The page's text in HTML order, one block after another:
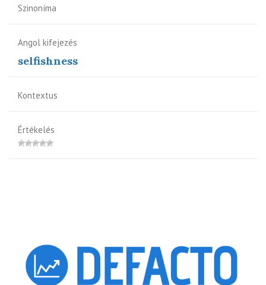
Szinoníma
Angol kifejezés
selfishness
Kontextus
Értékelés